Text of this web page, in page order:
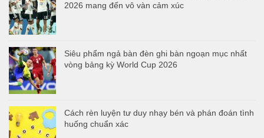
2026 mang đến vô vàn cảm xúc
Siêu phẩm ngả bàn đèn ghi bàn ngoạn mục nhất
vòng bảng kỳ World Cup 2026
Cách rèn luyện tư duy nhạy bén và phán đoán tình
huống chuẩn xác